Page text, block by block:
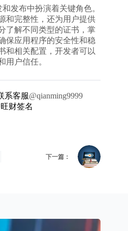
发布中扮演着关键角色。
和完整性，还为用户提供
了解不同类型的证书，掌
保应用程序的安全性和稳
和相关配置，开发者可以
用户信任。
系客服@qianming9999
财签名
下一篇：